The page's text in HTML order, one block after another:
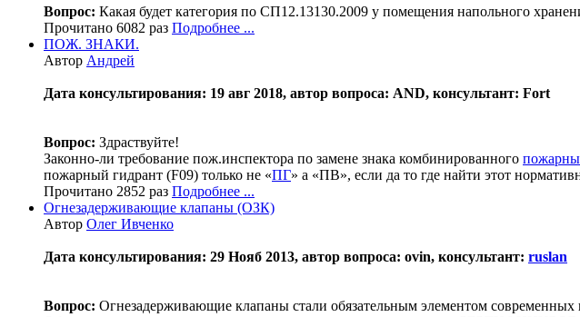
Вопрос: Какая будет категория по СП12.13130.2009 у помещения напольного
Прочитано 6082 раз Подробнее ...
ПОЖ. ЗНАКИ.
Автор Андрей
Дата консультирования: 19 авг 2018, автор вопроса: AND, консультант: Fort
Вопрос: Здраствуйте!
Законно-ли требование пож.инспектора по замене знака комбинированного
пожарный гидрант (F09) только не «ПГ» а «ПВ», если да то где найти этот
Прочитано 2852 раз Подробнее ...
Огнезадерживающие клапаны (ОЗК)
Автор Олег Ивченко
Дата консультирования: 29 Нояб 2013, автор вопроса: ovin, консультант: ruslan
Вопрос: Огнезадерживающие клапаны стали обязательным элементом современных